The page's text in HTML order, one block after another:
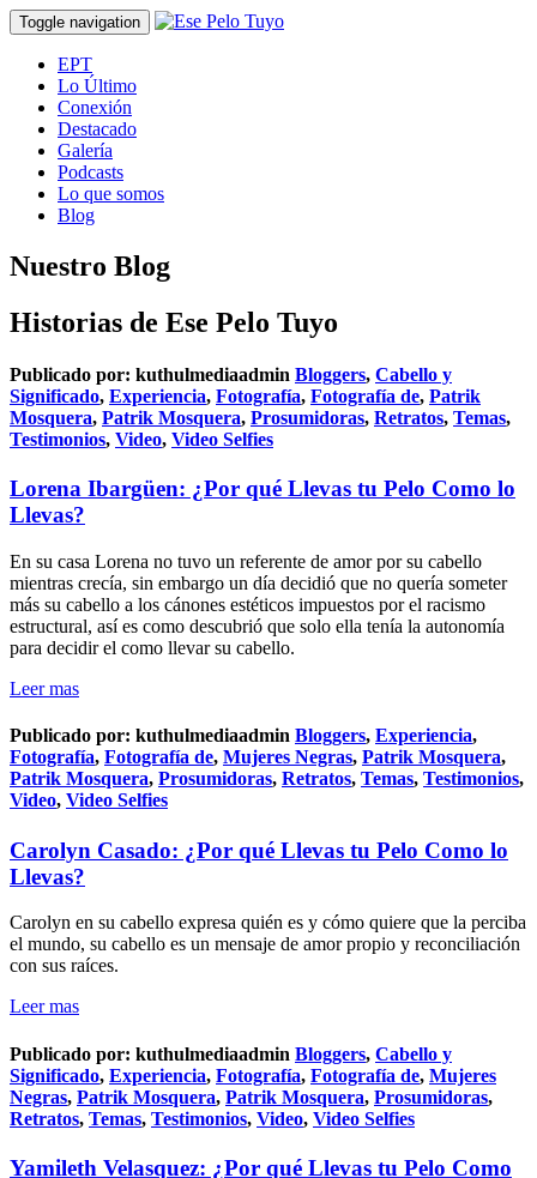
Toggle navigation
EPT
Lo Último
Conexión
Destacado
Galería
Podcasts
Lo que somos
Blog
Nuestro Blog
Historias de Ese Pelo Tuyo
Publicado por: kuthulmediaadmin Bloggers, Cabello y
Significado, Experiencia, Fotografía, Fotografía de, Patrik
Mosquera, Patrik Mosquera, Prosumidoras, Retratos, Temas,
Testimonios, Video, Video Selfies
Lorena Ibargüen: ¿Por qué Llevas tu Pelo Como lo
Llevas?
En su casa Lorena no tuvo un referente de amor por su cabello
mientras crecía, sin embargo un día decidió que no quería someter
más su cabello a los cánones estéticos impuestos por el racismo
estructural, así es como descubrió que solo ella tenía la autonomía
para decidir el como llevar su cabello.
Leer mas
Publicado por: kuthulmediaadmin Bloggers, Experiencia,
Fotografía, Fotografía de, Mujeres Negras, Patrik Mosquera,
Patrik Mosquera, Prosumidoras, Retratos, Temas, Testimonios,
Video, Video Selfies
Carolyn Casado: ¿Por qué Llevas tu Pelo Como lo
Llevas?
Carolyn en su cabello expresa quién es y cómo quiere que la perciba
el mundo, su cabello es un mensaje de amor propio y reconciliación
con sus raíces.
Leer mas
Publicado por: kuthulmediaadmin Bloggers, Cabello y
Significado, Experiencia, Fotografía, Fotografía de, Mujeres
Negras, Patrik Mosquera, Patrik Mosquera, Prosumidoras,
Retratos, Temas, Testimonios, Video, Video Selfies
Yamileth Velasquez: ¿Por qué Llevas tu Pelo Como